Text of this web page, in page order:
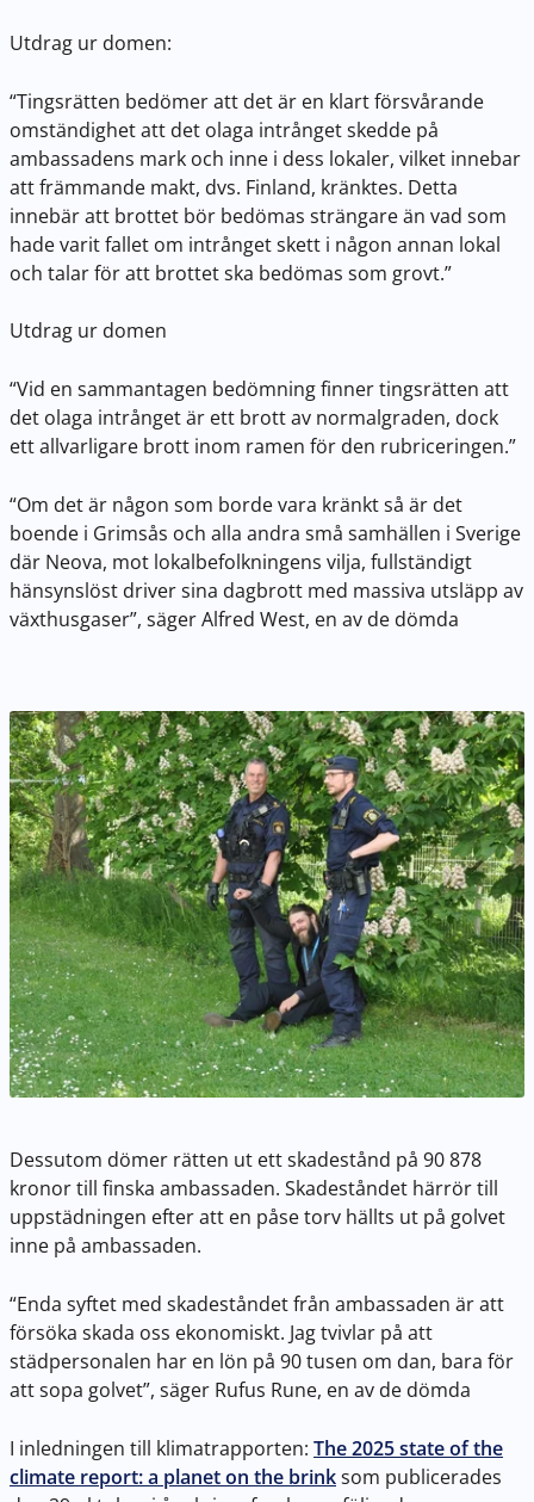
Utdrag ur domen:
“Tingsrätten bedömer att det är en klart försvårande
omständighet att det olaga intrånget skedde på
ambassadens mark och inne i dess lokaler, vilket innebar
att främmande makt, dvs. Finland, kränktes. Detta
innebär att brottet bör bedömas strängare än vad som
hade varit fallet om intrånget skett i någon annan lokal
och talar för att brottet ska bedömas som grovt.”
Utdrag ur domen
“Vid en sammantagen bedömning finner tingsrätten att
det olaga intrånget är ett brott av normalgraden, dock
ett allvarligare brott inom ramen för den rubriceringen.”
“Om det är någon som borde vara kränkt så är det
boende i Grimsås och alla andra små samhällen i Sverige
där Neova, mot lokalbefolkningens vilja, fullständigt
hänsynslöst driver sina dagbrott med massiva utsläpp av
växthusgaser”, säger Alfred West, en av de dömda
Dessutom dömer rätten ut ett skadestånd på 90 878
kronor till finska ambassaden. Skadeståndet härrör till
uppstädningen efter att en påse torv hällts ut på golvet
inne på ambassaden.
“Enda syftet med skadeståndet från ambassaden är att
försöka skada oss ekonomiskt. Jag tvivlar på att
städpersonalen har en lön på 90 tusen om dan, bara för
att sopa golvet”, säger Rufus Rune, en av de dömda
I inledningen till klimatrapporten: The 2025 state of the
climate report: a planet on the brinksom publicerades